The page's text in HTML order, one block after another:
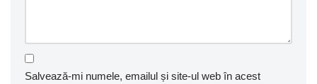
Salvează-mi numele, emailul și site-ul web în acest